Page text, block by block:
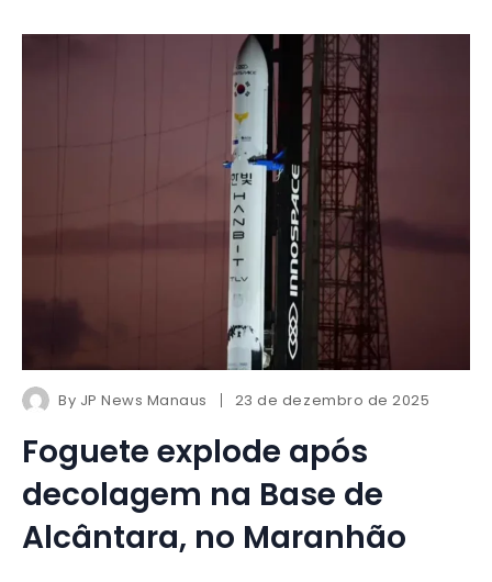
By JP News Manaus 23 de dezembro de 2025
Foguete explode após
decolagem na Base de
Alcântara, no Maranhão